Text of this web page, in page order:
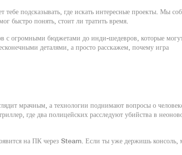
подсказывать, где искать интересные проекты. Мы
быстро понять, стоит ли тратить время.
с огромными бюджетами до инди‑шедевров, которые
деталями, а просто расскажем, почему игра
мрачным, а технологии поднимают вопросы о
где два полицейских расследуют убийства в
на ПК через Steam. Если ты уже держишь консоль,